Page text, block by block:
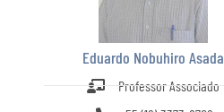
Eduardo Nobuhiro Asada
Professor Associado